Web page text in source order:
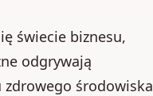
świecie biznesu,
odgrywają
zdrowego środowiska